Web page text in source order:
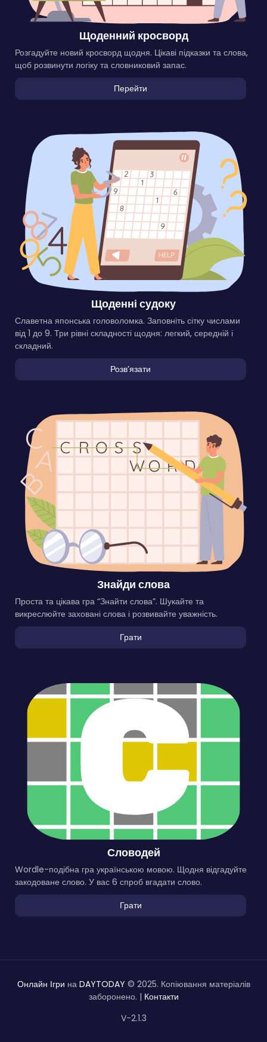
Щоденний кросворд
Розгадуйте новий кросворд щодня. Цікаві підказки та слова,
щоб розвинути логіку та словниковий запас.
Перейти
Щоденні судоку
Славетна японська головоломка. Заповніть сітку числами
від 1 до 9. Три рівні складності щодня: легкий, середній і
складний.
Розвʼязати
Знайди слова
Проста та цікава гра “Знайти слова”. Шукайте та
викреслюйте заховані слова і розвивайте уважність.
Грати
Словодей
Wordle-подібна гра українською мовою. Щодня відгадуйте
закодоване слово. У вас 6 спроб вгадати слово.
Грати
Онлайн Ігри на DAYTODAY © 2025. Копіювання матеріалів
заборонено. | Контакти
V-2.1.3